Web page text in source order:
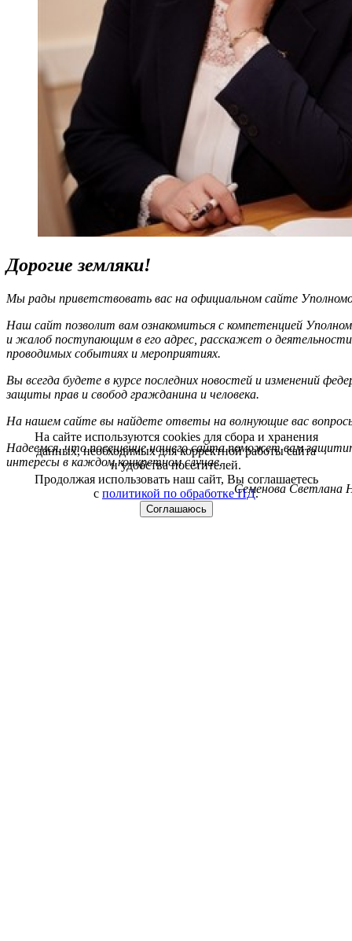
Дорогие земляки!
Мы рады приветствовать вас на официальном сайте
Наш сайт позволит вам ознакомиться с компетенцией
и жалоб поступающим в его адрес, расскажет о
проводимых событиях и мероприятиях.
Вы всегда будете в курсе последних новостей и изменений
защиты прав и свобод гражданина и человека.
На нашем сайте вы найдете ответы на волнующие вас
Надеемся, что посещение нашего сайта поможет вам
интересы в каждом конкретном случае.
Семенова Светлана
На сайте используются cookies для сбора и хранения
данных, необходимых для корректной работы сайта
и удобства посетителей.
Продолжая использовать наш сайт, Вы соглашаетесь
с политикой по обработке ПД.
Соглашаюсь